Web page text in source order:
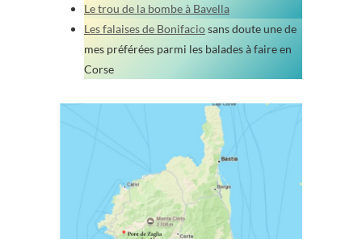
Le trou de la bombe à Bavella
Les falaises de Bonifaciosans doute une de
mes préférées parmi les balades à faire en
Corse